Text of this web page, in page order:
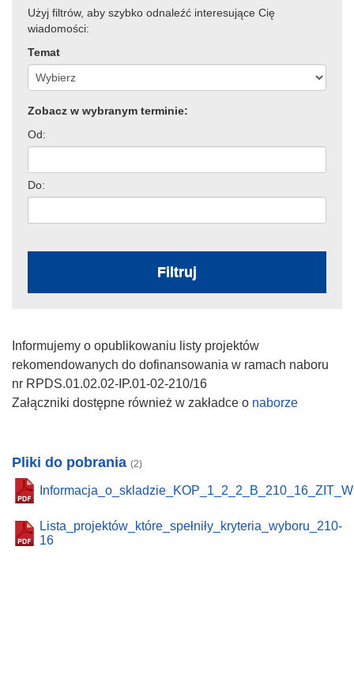
Użyj filtrów, aby szybko odnaleźć interesujące Cię
wiadomości:
Temat
Zobacz w wybranym terminie:
Od:
Do:
Filtruj
Informujemy o opublikowaniu listy projektów
rekomendowanych do dofinansowania w ramach naboru
nr RPDS.01.02.02-IP.01-02-210/16
Załączniki dostępne również w zakładce o naborze
Pliki do pobrania (2)
Lista_projektów_które_spełniły_kryteria_wyboru_210-
16